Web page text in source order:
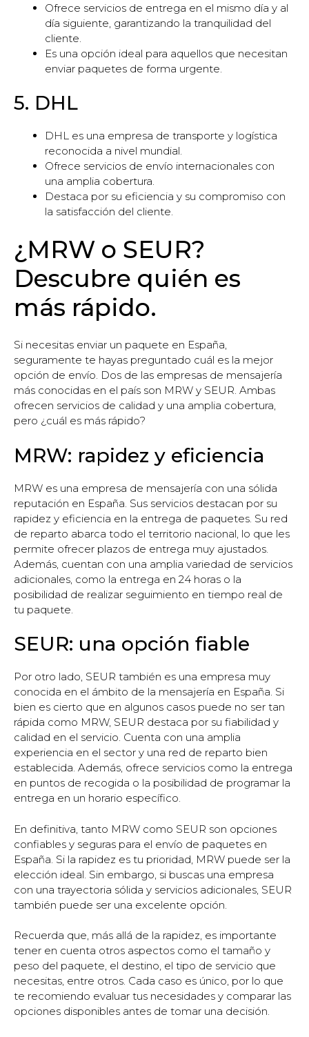
Ofrece servicios de entrega en el mismo día y al
día siguiente, garantizando la tranquilidad del
cliente.
Es una opción ideal para aquellos que necesitan
enviar paquetes de forma urgente.
5. DHL
DHL es una empresa de transporte y logística
reconocida a nivel mundial.
Ofrece servicios de envío internacionales con
una amplia cobertura.
Destaca por su eficiencia y su compromiso con
la satisfacción del cliente.
¿MRW o SEUR?
Descubre quién es
más rápido.
Si necesitas enviar un paquete en España,
seguramente te hayas preguntado cuál es la mejor
opción de envío. Dos de las empresas de mensajería
más conocidas en el país son MRW y SEUR. Ambas
ofrecen servicios de calidad y una amplia cobertura,
pero ¿cuál es más rápido?
MRW: rapidez y eficiencia
MRW es una empresa de mensajería con una sólida
reputación en España. Sus servicios destacan por su
rapidez y eficiencia en la entrega de paquetes. Su red
de reparto abarca todo el territorio nacional, lo que les
permite ofrecer plazos de entrega muy ajustados.
Además, cuentan con una amplia variedad de servicios
adicionales, como la entrega en 24 horas o la
posibilidad de realizar seguimiento en tiempo real de
tu paquete.
SEUR: una opción fiable
Por otro lado, SEUR también es una empresa muy
conocida en el ámbito de la mensajería en España. Si
bien es cierto que en algunos casos puede no ser tan
rápida como MRW, SEUR destaca por su fiabilidad y
calidad en el servicio. Cuenta con una amplia
experiencia en el sector y una red de reparto bien
establecida. Además, ofrece servicios como la entrega
en puntos de recogida o la posibilidad de programar la
entrega en un horario específico.
En definitiva, tanto MRW como SEUR son opciones
confiables y seguras para el envío de paquetes en
España. Si la rapidez es tu prioridad, MRW puede ser la
elección ideal. Sin embargo, si buscas una empresa
con una trayectoria sólida y servicios adicionales, SEUR
también puede ser una excelente opción.
Recuerda que, más allá de la rapidez, es importante
tener en cuenta otros aspectos como el tamaño y
peso del paquete, el destino, el tipo de servicio que
necesitas, entre otros. Cada caso es único, por lo que
te recomiendo evaluar tus necesidades y comparar las
opciones disponibles antes de tomar una decisión.